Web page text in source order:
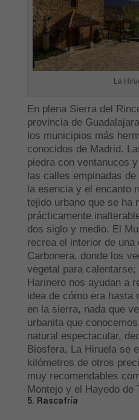
La
En plena Sierra del
provincia de
los municipios más
conocidos de Madrid.
piedra con ventanucos
las calles empinadas
la esencia y el encanto
tejido urbano que se ha
prácticamente
dos siglo y medio. El
recrea el interior de una
Carbonera, donde los
vegetal para
Harinero nos ayudan a
idea de cómo era hasta
en la sierra, nada que
urbanita que
natural espectacular,
Biosfera, La Hiruela se
kilómetros de otros
muy recomendables
Montejo y el Hayedo de
5. Rascafría